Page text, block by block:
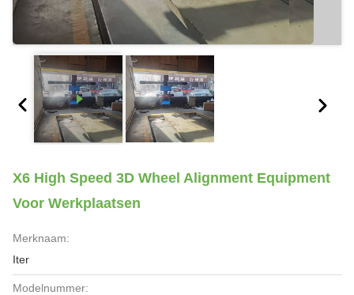
X6 High Speed 3D Wheel Alignment Equipment
Voor Werkplaatsen
Merknaam:
Iter
Modelnummer: